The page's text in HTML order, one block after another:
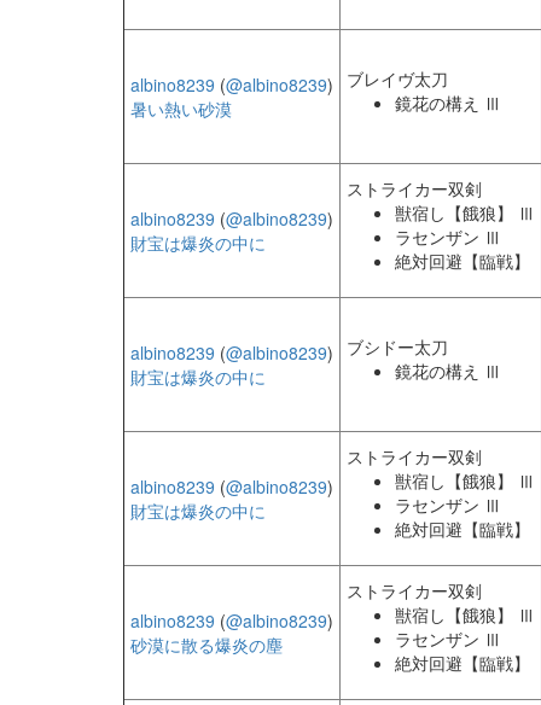
albino8239 (@albino8239)
暑い熱い砂漠
ブレイヴ太刀
鏡花の構え Ⅲ
albino8239 (@albino8239)
財宝は爆炎の中に
ストライカー双剣
獣宿し【餓狼】 Ⅲ
ラセンザン Ⅲ
絶対回避【臨戦】
albino8239 (@albino8239)
財宝は爆炎の中に
ブシドー太刀
鏡花の構え Ⅲ
albino8239 (@albino8239)
財宝は爆炎の中に
ストライカー双剣
獣宿し【餓狼】 Ⅲ
ラセンザン Ⅲ
絶対回避【臨戦】
albino8239 (@albino8239)
砂漠に散る爆炎の塵
ストライカー双剣
獣宿し【餓狼】 Ⅲ
ラセンザン Ⅲ
絶対回避【臨戦】